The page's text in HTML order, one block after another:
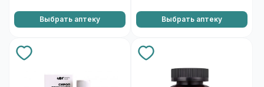
Выбрать аптеку Выбрать аптеку